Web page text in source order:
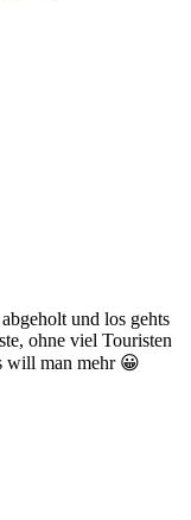
und los gehts
ohne viel Touristen
will man mehr 😀